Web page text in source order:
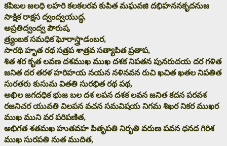
కపిబల జలధి లహరి కలకలరవ కుపిత మఘవజి దభిహననకృదనుజ
సాక్షిక రాక్షస ద్వంద్వయుద్ధ,
అప్రతిద్వంద్వ పౌరుష,
త్ర్యంబక సమధిక ఘోరాస్త్రాడంబర,
సారథి హృత రథ సత్రప శాత్రవ సత్యాపిత ప్రతాప,
శిత శర కృత లవణ దశముఖ ముఖ దశక నిపతన పునరుదయ దర గళిత
జనిత దర తరళ హరిహయ నయన నళినవన రుచి ఖచిత ఖతల నిపతిత
సురతరు కుసుమ వితతి సురభిత రథ పథ,
అఖిల జగదధిక భుజ బల దశ లపన దశక లవన జనిత కదన పరవశ
రజనిచర యువతి విలపన వచన సమవిషయ నిగమ శిఖర నికర ముఖర
ముఖ ముని వర పరిపణిత,
అభిగత శతమఖ హుతవహ పితృపతి నిరృతి వరుణ పవన ధనద గిరిశ
ముఖ సురపతి నుత ముదిత,